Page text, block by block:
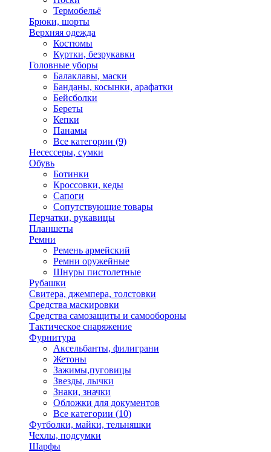
Термобельё
Брюки, шорты
Верхняя одежда
Костюмы
Куртки, безрукавки
Головные уборы
Балаклавы, маски
Банданы, косынки, арафатки
Бейсболки
Береты
Кепки
Панамы
Все категории (9)
Несессеры, сумки
Обувь
Ботинки
Кроссовки, кеды
Сапоги
Сопутствующие товары
Перчатки, рукавицы
Планшеты
Ремни
Ремень армейский
Ремни оружейные
Шнуры пистолетные
Рубашки
Свитера, джемпера, толстовки
Средства маскировки
Средства самозащиты и самообороны
Тактическое снаряжение
Фурнитура
Аксельбанты, филиграни
Жетоны
Зажимы,пуговицы
Звезды, лычки
Знаки, значки
Обложки для документов
Все категории (10)
Футболки, майки, тельняшки
Чехлы, подсумки
Шарфы